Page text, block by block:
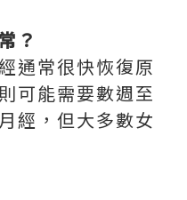
？
通常很快恢復原
可能需要數週至
經，但大多數女